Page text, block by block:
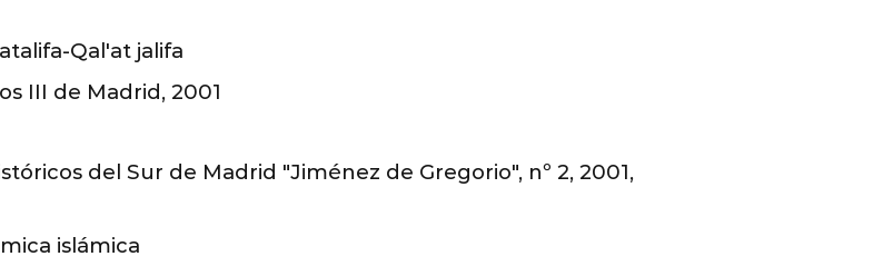
Qal'at jalifa
III de Madrid, 2001
del Sur de Madrid "Jiménez de Gregorio", nº 2, 2001,
islámica